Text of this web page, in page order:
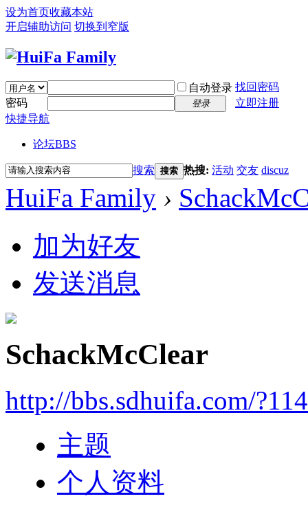
设为首页收藏本站
开启辅助访问 切换到窄版
自动登录 找回密码
密码
登录
立即注册
快捷导航
论坛BBS
搜索 搜索 热搜: 活动 交友 discuz
HuiFa Family ›
加为好友
发送消息
SchackMcClear
http://bbs.sdhuifa.com/
主题
个人资料